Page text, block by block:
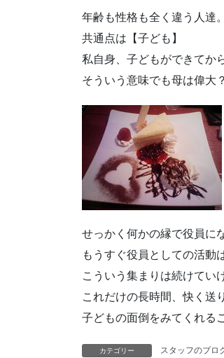
年齢も性格も全く違う人達。
共通点は【子ども】
私自身、子どもができてか
そういう意味でも母は偉大
せっかく何かの縁で役員に
もうすぐ役員としての活動
こういう集まりは続けてい
これだけの長時間、快く送
子どもの面倒をみてくれる
カテゴリー スタッフのブロ